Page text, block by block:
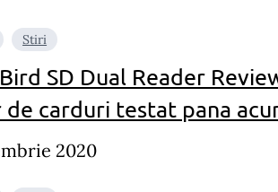
Stiri
SD Dual Reader
carduri testat pana
2020